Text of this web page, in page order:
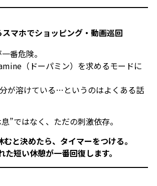
スマホでショッピング・動画巡回
番危険。
（ドーパミン）を求めるモードに
が溶けている…というのはよくある話
”ではなく、ただの刺激依存。
と決めたら、タイマーをつける。
た短い休憩が一番回復します。